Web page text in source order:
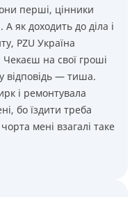
перші, цінники
як доходить до діла і
PZU Україна
на свої гроші
відповідь — тиша.
і ремонтувала
бо їздити треба
мені взагалі таке